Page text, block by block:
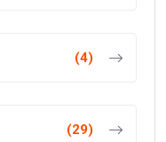
(4)
(29)